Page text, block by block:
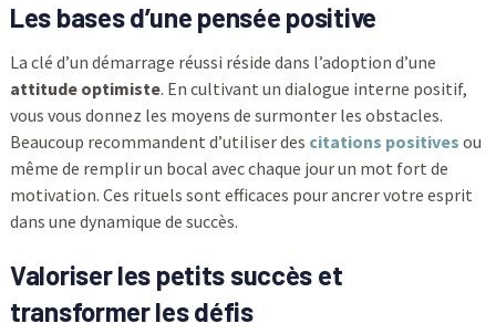
Les bases d’une pensée positive
La clé d’un démarrage réussi réside dans l’adoption d’une
attitude optimiste. En cultivant un dialogue interne positif,
vous vous donnez les moyens de surmonter les obstacles.
Beaucoup recommandent d’utiliser des citations positives ou
même de remplir un bocal avec chaque jour un mot fort de
motivation. Ces rituels sont efficaces pour ancrer votre esprit
dans une dynamique de succès.
Valoriser les petits succès et
transformer les défis